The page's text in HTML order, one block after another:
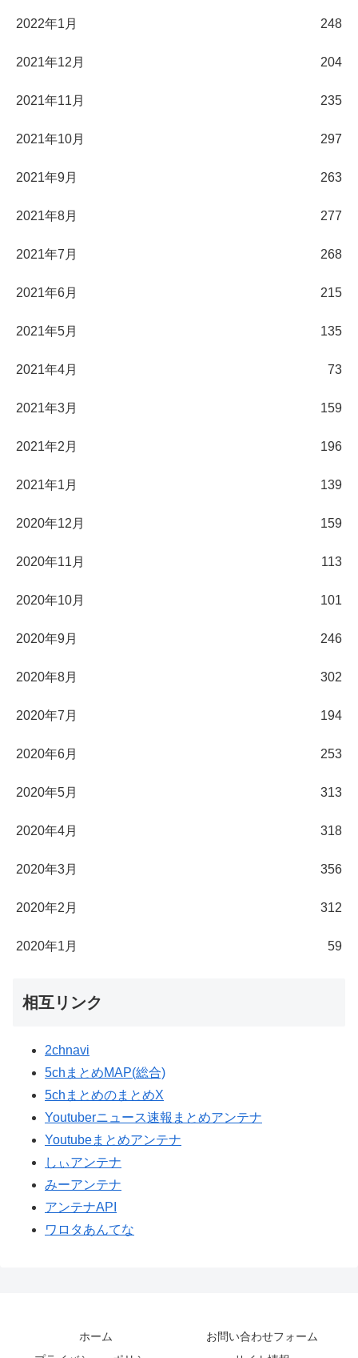
2022年1月 248
2021年12月 204
2021年11月 235
2021年10月 297
2021年9月 263
2021年8月 277
2021年7月 268
2021年6月 215
2021年5月 135
2021年4月 73
2021年3月 159
2021年2月 196
2021年1月 139
2020年12月 159
2020年11月 113
2020年10月 101
2020年9月 246
2020年8月 302
2020年7月 194
2020年6月 253
2020年5月 313
2020年4月 318
2020年3月 356
2020年2月 312
2020年1月 59
相互リンク
2chnavi
5chまとめMAP(総合)
5chまとめのまとめX
Youtuberニュース速報まとめアンテナ
Youtubeまとめアンテナ
しぃアンテナ
みーアンテナ
アンテナAPI
ワロタあんてな
ホーム
お問い合わせフォーム